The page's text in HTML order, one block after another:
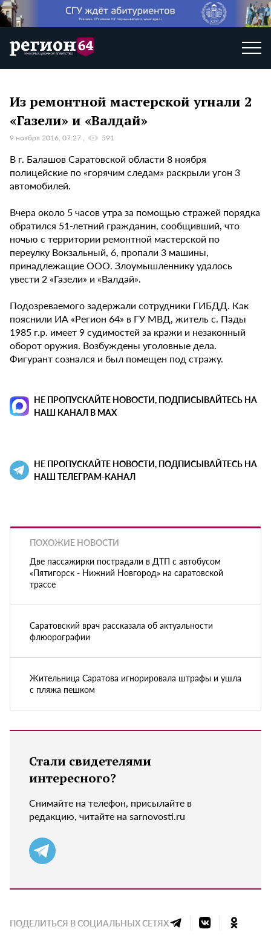
Из ремонтной мастерской угнали 2
«Газели» и «Валдай»
9 ноября 2016, 07:27 591
В г. Балашов Саратовской области 8 ноября
полицейские по «горячим следам» раскрыли угон 3
автомобилей.
Вчера около 5 часов утра за помощью стражей порядка
обратился 51-летний гражданин, сообщивший, что
ночью с территории ремонтной мастерской по
переулку Вокзальный, 6, пропали 3 машины,
принадлежащие ООО. Злоумышленнику удалось
увести 2 «Газели» и «Валдай».
Подозреваемого задержали сотрудники ГИБДД. Как
пояснили ИА «Регион 64» в ГУ МВД, житель с. Пады
1985 г.р. имеет 9 судимостей за кражи и незаконный
оборот оружия. Возбуждены уголовные дела.
Фигурант сознался и был помещен под стражу.
НЕ ПРОПУСКАЙТЕ НОВОСТИ, ПОДПИСЫВАЙТЕСЬ НА
НАШ КАНАЛ В MAX
НЕ ПРОПУСКАЙТЕ НОВОСТИ, ПОДПИСЫВАЙТЕСЬ НА
НАШ ТЕЛЕГРАМ-КАНАЛ
ПОХОЖИЕ НОВОСТИ
Две пассажирки пострадали в ДТП с автобусом
«Пятигорск - Нижний Новгород» на саратовской
трассе
Саратовский врач рассказала об актуальности
флюорографии
Жительница Саратова игнорировала штрафы и ушла
с пляжа пешком
Стали свидетелями
интересного?
Снимайте на телефон, присылайте в
редакцию, читайте на sarnovosti.ru
ПОДЕЛИТЬСЯ В СОЦИАЛЬНЫХ СЕТЯХ